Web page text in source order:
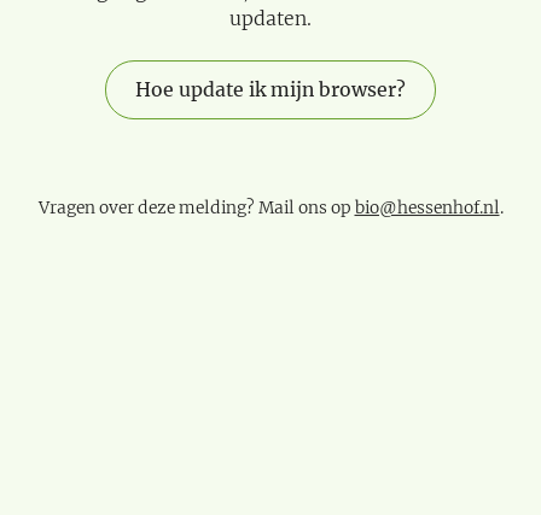
updaten.
Hoe update ik mijn browser?
Vragen over deze melding? Mail ons op bio@hessenhof.nl.